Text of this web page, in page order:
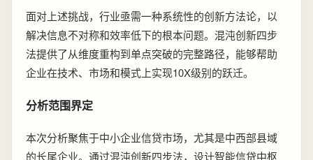
面对上述挑战，行业亟需一种系统性的创新方法论，以
解决信息不对称和效率低下的根本问题。混沌创新四步
法提供了从维度重构到单点突破的完整路径，能够帮助
企业在技术、市场和模式上实现10X级别的跃迁。
分析范围界定
本次分析聚焦于中小企业信贷市场，尤其是中西部县域
的长尾企业。通过混沌创新四步法，设计智能信贷中枢